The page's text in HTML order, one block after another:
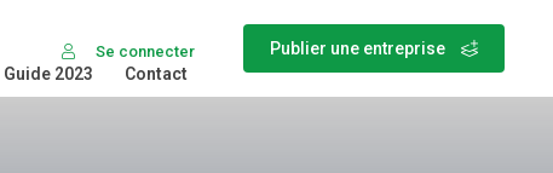
Publier une entreprise
Se connecter
Guide 2023 Contact